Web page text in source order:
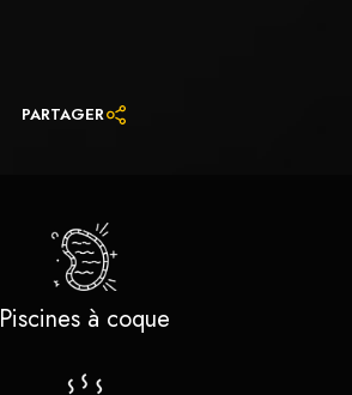
PARTAGER
Piscines à coque